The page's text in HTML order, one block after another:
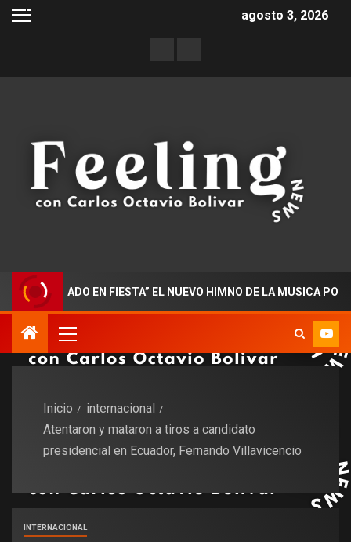
agosto 3, 2026
EN FIESTA” EL NUEVO HIMNO DE LA MUSICA POPULAR
Inicio
internacional
Atentaron y mataron a tiros a candidato
presidencial en Ecuador, Fernando Villavicencio
INTERNACIONAL